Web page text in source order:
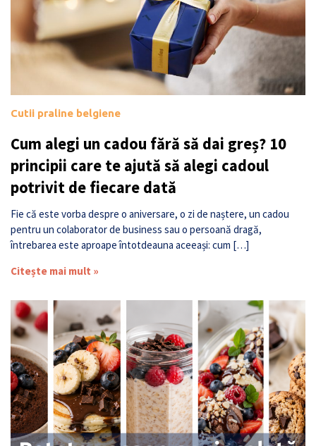
Cutii praline belgiene
Cum alegi un cadou fără să dai greș? 10
principii care te ajută să alegi cadoul
potrivit de fiecare dată
Fie că este vorba despre o aniversare, o zi de naștere, un cadou
pentru un colaborator de business sau o persoană dragă,
întrebarea este aproape întotdeauna aceeași: cum […]
Citește mai mult »